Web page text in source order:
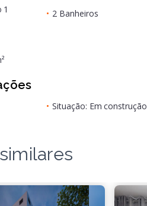
• 2 Banheiros
• Situação: Em construção